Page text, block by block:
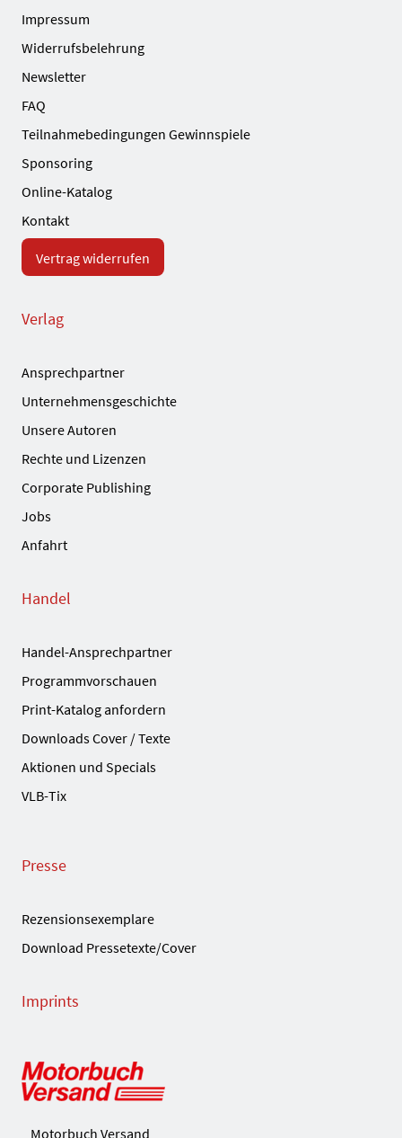
Impressum
Widerrufsbelehrung
Newsletter
FAQ
Teilnahmebedingungen Gewinnspiele
Sponsoring
Online-Katalog
Kontakt
Vertrag widerrufen
Verlag
Ansprechpartner
Unternehmensgeschichte
Unsere Autoren
Rechte und Lizenzen
Corporate Publishing
Jobs
Anfahrt
Handel
Handel-Ansprechpartner
Programmvorschauen
Print-Katalog anfordern
Downloads Cover / Texte
Aktionen und Specials
VLB-Tix
Presse
Rezensionsexemplare
Download Pressetexte/Cover
Imprints
Motorbuch Versand